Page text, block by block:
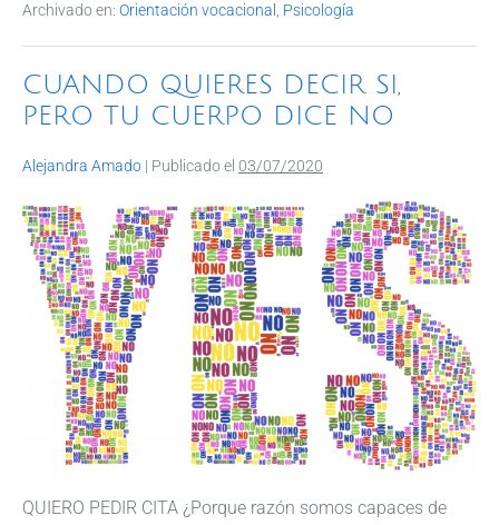
b
o
o
k
A
p
p
dI
n
ar
tir
Archivado en: Orientación vocacional Psicología
CUANDO QUIERES DECIR SI,
PERO TU CUERPO DICE NO
Alejandra Amado | Publicado el 03/07/2020
QUIERO PEDIR CITA ¿Porque razón somos capaces de